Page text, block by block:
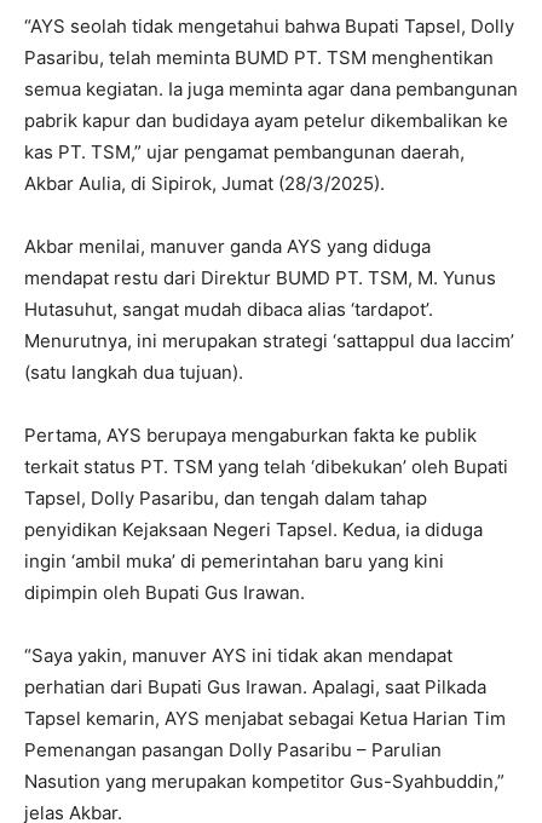
“AYS seolah tidak mengetahui bahwa Bupati Tapsel, Dolly
Pasaribu, telah meminta BUMD PT. TSM menghentikan
semua kegiatan. Ia juga meminta agar dana pembangunan
pabrik kapur dan budidaya ayam petelur dikembalikan ke
kas PT. TSM,” ujar pengamat pembangunan daerah,
Akbar Aulia, di Sipirok, Jumat (28/3/2025).
Akbar menilai, manuver ganda AYS yang diduga
mendapat restu dari Direktur BUMD PT. TSM, M. Yunus
Hutasuhut, sangat mudah dibaca alias ‘tardapot’.
Menurutnya, ini merupakan strategi ‘sattappul dua laccim’
(satu langkah dua tujuan).
Pertama, AYS berupaya mengaburkan fakta ke publik
terkait status PT. TSM yang telah ‘dibekukan’ oleh Bupati
Tapsel, Dolly Pasaribu, dan tengah dalam tahap
penyidikan Kejaksaan Negeri Tapsel. Kedua, ia diduga
ingin ‘ambil muka’ di pemerintahan baru yang kini
dipimpin oleh Bupati Gus Irawan.
“Saya yakin, manuver AYS ini tidak akan mendapat
perhatian dari Bupati Gus Irawan. Apalagi, saat Pilkada
Tapsel kemarin, AYS menjabat sebagai Ketua Harian Tim
Pemenangan pasangan Dolly Pasaribu – Parulian
Nasution yang merupakan kompetitor Gus-Syahbuddin,”
jelas Akbar.